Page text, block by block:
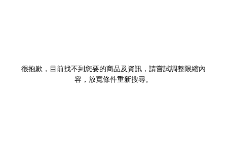
很抱歉，目前找不到您要的商品及資訊，請嘗試調整限縮內
容，放寬條件重新搜尋。